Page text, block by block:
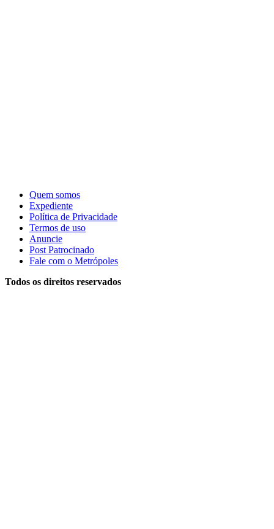
Quem somos
Expediente
Política de Privacidade
Termos de uso
Anuncie
Post Patrocinado
Fale com o Metrópoles
Todos os direitos reservados